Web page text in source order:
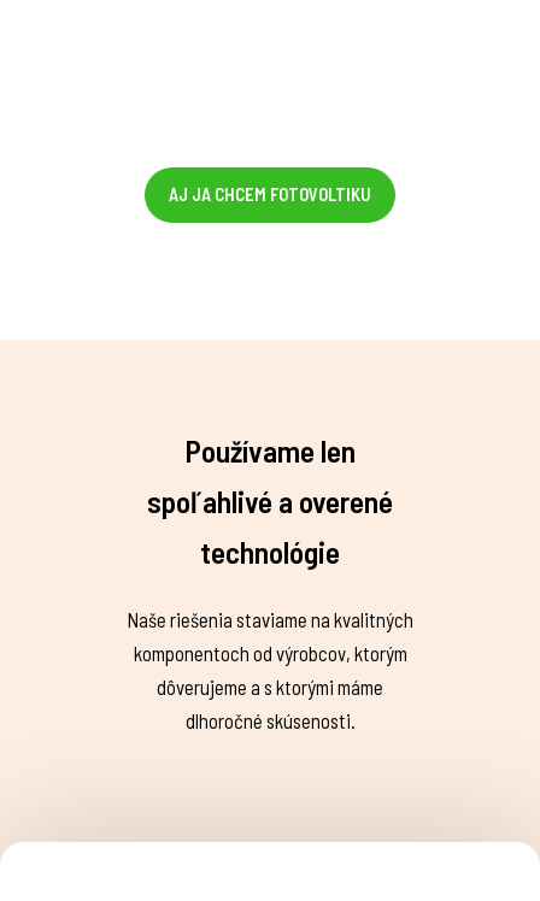
AJ JA CHCEM FOTOVOLTIKU
Používame len
spoľahlivé a overené
technológie
Naše riešenia staviame na kvalitných
komponentoch od výrobcov, ktorým
dôverujeme a s ktorými máme
dlhoročné skúsenosti.